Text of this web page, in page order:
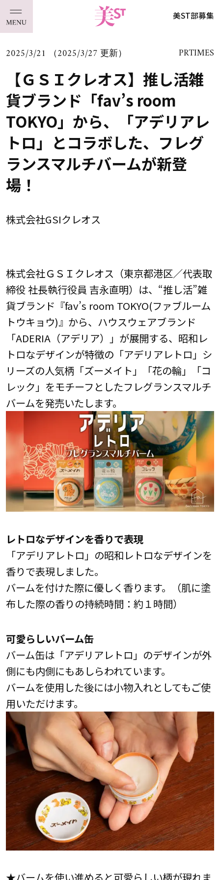
美ST部募集
2025/3/21 （2025/3/27 更新） PRTIMES
【ＧＳＩクレオス】推し活雑
貨ブランド「fav’s room
TOKYO」から、「アデリアレ
トロ」とコラボした、フレグ
ランスマルチバームが新登
場！
株式会社GSIクレオス
株式会社ＧＳＩクレオス（東京都港区／代表取
締役 社長執行役員 吉永直明）は、“推し活”雑
貨ブランド『fav’s room TOKYO(ファブルーム
トウキョウ)』から、ハウスウェアブランド
「ADERIA（アデリア）」が展開する、昭和レ
トロなデザインが特徴の「アデリアレトロ」シ
リーズの人気柄「ズーメイト」「花の輪」「コ
レック」をモチーフとしたフレグランスマルチ
バームを発売いたします。
レトロなデザインを香りで表現
「アデリアレトロ」の昭和レトロなデザインを
香りで表現しました。
バームを付けた際に優しく香ります。（肌に塗
布した際の香りの持続時間：約１時間）
可愛らしいバーム缶
バーム缶は「アデリアレトロ」のデザインが外
側にも内側にもあしらわれています。
バームを使用した後には小物入れとしてもご使
用いただけます。